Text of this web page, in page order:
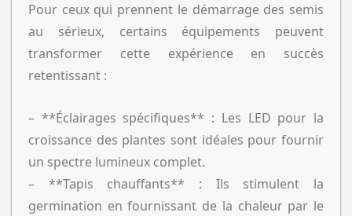
Pour ceux qui prennent le démarrage des semis
au sérieux, certains équipements peuvent
transformer cette expérience en succès
retentissant :
– **Éclairages spécifiques** : Les LED pour la
croissance des plantes sont idéales pour fournir
un spectre lumineux complet.
– **Tapis chauffants** : Ils stimulent la
germination en fournissant de la chaleur par le